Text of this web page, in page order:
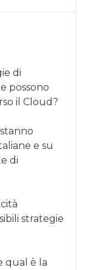
di
possono
il Cloud?
e su
di
strategie
qual è la